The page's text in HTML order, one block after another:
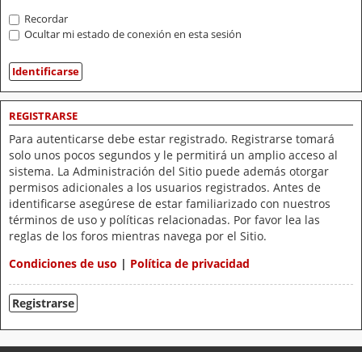
Recordar
Ocultar mi estado de conexión en esta sesión
REGISTRARSE
Para autenticarse debe estar registrado. Registrarse tomará
solo unos pocos segundos y le permitirá un amplio acceso al
sistema. La Administración del Sitio puede además otorgar
permisos adicionales a los usuarios registrados. Antes de
identificarse asegúrese de estar familiarizado con nuestros
términos de uso y políticas relacionadas. Por favor lea las
reglas de los foros mientras navega por el Sitio.
Condiciones de uso | Política de privacidad
Registrarse